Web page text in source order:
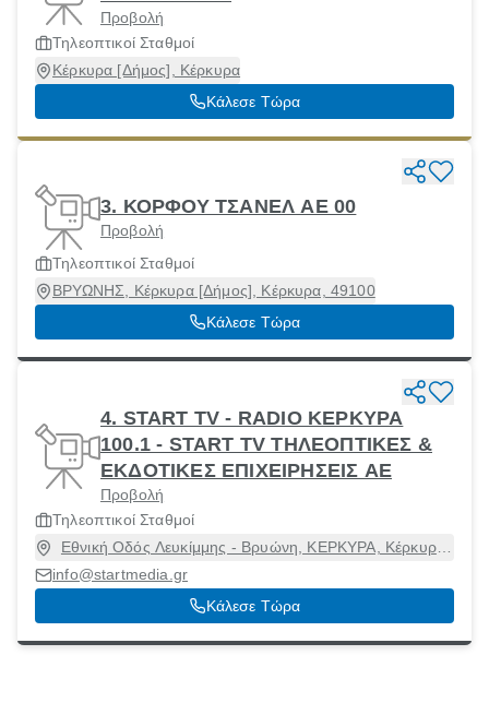
Προβολή
Τηλεοπτικοί Σταθμοί
Κέρκυρα [Δήμος], Κέρκυρα
Κάλεσε Τώρα
3. ΚΟΡΦΟΥ ΤΣΑΝΕΛ ΑΕ 00
Προβολή
Τηλεοπτικοί Σταθμοί
ΒΡΥΩΝΗΣ, Κέρκυρα [Δήμος], Κέρκυρα, 49100
Κάλεσε Τώρα
4. START TV - RADIO ΚΕΡΚΥΡΑ
100.1 - START TV ΤΗΛΕΟΠΤΙΚΕΣ &
ΕΚΔΟΤΙΚΕΣ ΕΠΙΧΕΙΡΗΣΕΙΣ ΑΕ
Προβολή
Τηλεοπτικοί Σταθμοί
Εθνική Οδός Λευκίμμης - Βρυώνη, ΚΕΡΚΥΡΑ, Κέρκυρα
[Δήμος], Κέρκυρα, 49100
info@startmedia.gr
Κάλεσε Τώρα